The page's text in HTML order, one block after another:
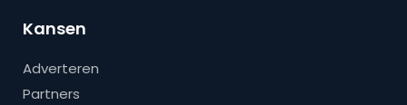
Kansen
Adverteren
Partners